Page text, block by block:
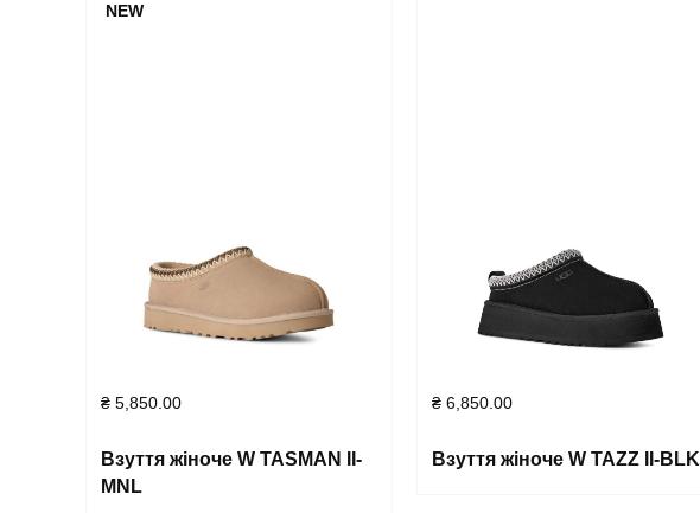
NEW
₴ 5,850.00
Взуття жіноче W TASMAN II-
MNL
₴ 6,850.00
Взуття жіноче W TAZZ II-BLK